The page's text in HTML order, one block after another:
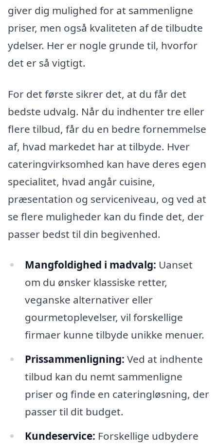
giver dig mulighed for at sammenligne
priser, men også kvaliteten af de tilbudte
ydelser. Her er nogle grunde til, hvorfor
det er så vigtigt.
For det første sikrer det, at du får det
bedste udvalg. Når du indhenter tre eller
flere tilbud, får du en bedre fornemmelse
af, hvad markedet har at tilbyde. Hver
cateringvirksomhed kan have deres egen
specialitet, hvad angår cuisine,
præsentation og serviceniveau, og ved at
se flere muligheder kan du finde det, der
passer bedst til din begivenhed.
Mangfoldighed i madvalg: Uanset
om du ønsker klassiske retter,
veganske alternativer eller
gourmetoplevelser, vil forskellige
firmaer kunne tilbyde unikke menuer.
Prissammenligning: Ved at indhente
tilbud kan du nemt sammenligne
priser og finde en cateringløsning, der
passer til dit budget.
Kundeservice: Forskellige udbydere